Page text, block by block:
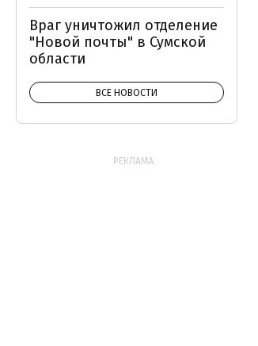
Враг уничтожил отделение
"Новой почты" в Сумской
области
ВСЕ НОВОСТИ
РЕКЛАМА: